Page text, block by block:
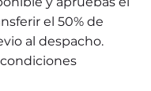
el 50% de
al despacho.